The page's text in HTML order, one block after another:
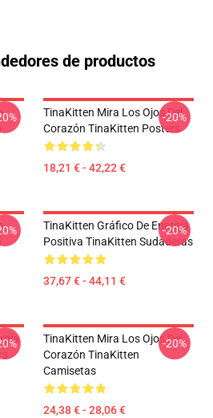
de productos
TinaKitten Mira Los Ojos Del
Corazón TinaKitten Posters
18,21 € - 42,22 €
-20%
TinaKitten Gráfico De Energía
Positiva TinaKitten Sudaderas
37,67 € - 44,11 €
-20%
TinaKitten Mira Los Ojos Del
Corazón TinaKitten
Camisetas
24,38 € - 28,06 €
-20%